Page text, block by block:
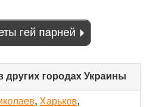
гей парней
других городах Украины
to
, Харьков,